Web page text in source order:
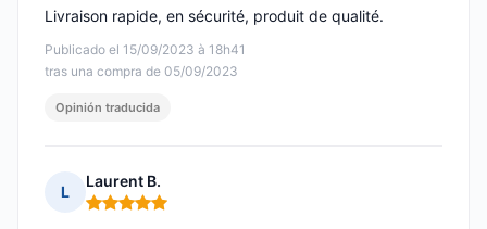
Publicado el 15/09/2023 à 18h41
tras una compra de 05/09/2023
Livraison rapide, en sécurité, produit de qualité.
Opinión traducida
L
Laurent B.
Nota: 5 de 5